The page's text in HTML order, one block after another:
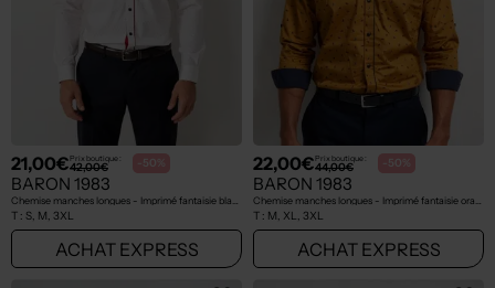
21,00€Prix boutique :
42,00€ -50%
BARON 1983
Chemise manches longues - Imprimé fantaisie blanc
T : S, M, 3XL
ACHAT EXPRESS
22,00€Prix boutique :
44,00€ -50%
BARON 1983
Chemise manches longues - Imprimé fantaisie orange
T : M, XL, 3XL
ACHAT EXPRESS